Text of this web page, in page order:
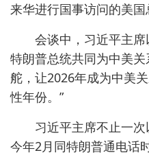
来华进行国事访问的美国
会谈中，习近平主席
特朗普总统共同为中美
舵，让2026年成为中美
性年份。”
习近平主席不止一次以
今年2月同特朗普通电话